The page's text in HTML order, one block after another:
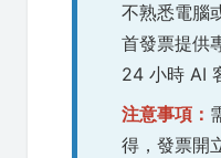
不熟悉電腦
首發票提供
24 小時 AI
注意事項：
得，發票開